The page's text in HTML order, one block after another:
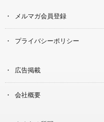
メルマガ会員登録
プライバシーポリシー
広告掲載
会社概要